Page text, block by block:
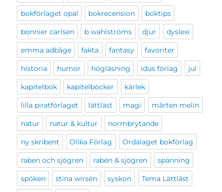
bokförlaget opal bokrecension boktips
bonnier carlsen b wahlströms djur dyslexi
emma adbåge fakta fantasy favoriter
historia humor högläsning idus förlag jul
kapitelbok kapitelböcker kärlek
lilla piratförlaget lättläst magi mårten melin
natur natur & kultur normbrytande
ny skribent Olika Förlag Ordalaget bokförlag
raben och sjögren rabén & sjögren spänning
spöken stina wirsén syskon Tema Lättläst